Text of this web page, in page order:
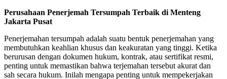
Perusahaan Penerjemah Tersumpah Terbaik di Menteng
Jakarta Pusat
Penerjemahan tersumpah adalah suatu bentuk penerjemahan yang
membutuhkan keahlian khusus dan keakuratan yang tinggi. Ketika
berurusan dengan dokumen hukum, kontrak, atau sertifikat resmi,
penting untuk memastikan bahwa terjemahan tersebut akurat dan
sah secara hukum. Inilah mengapa penting untuk mempekerjakan